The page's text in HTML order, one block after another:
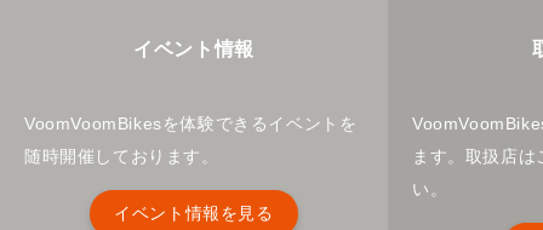
イベント情報
VoomVoomBikesを体験できるイベントを
随時開催しております。
イベント情報を見る
ます。取扱店
い。